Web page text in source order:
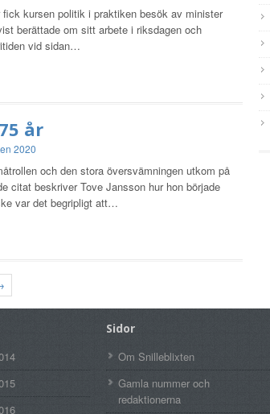
fick kursen politik i praktiken besök av minister
berättade om sitt arbete i riksdagen och
vid sidan…
år
2020
och den stora översvämningen utkom på
citat beskriver Tove Jansson hur hon började
var det begripligt att…
Sidor
Om Snilleblixten
Gamla nummer och
redaktionerna